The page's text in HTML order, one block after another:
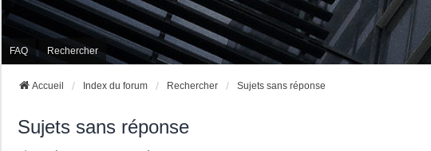
FAQ Rechercher
Accueil Index du forum Rechercher Sujets sans réponse
Sujets sans réponse